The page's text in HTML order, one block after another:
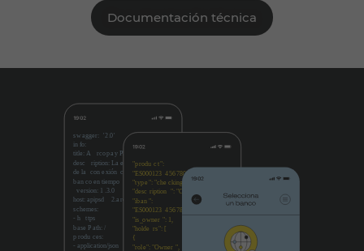
Documentación técnica